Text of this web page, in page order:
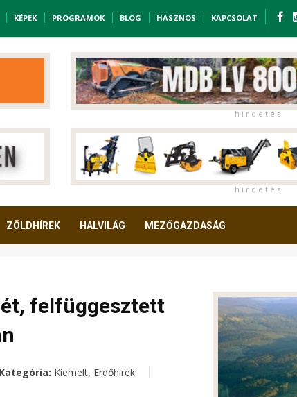
KÉPEK PROGRAMOK BLOG HASZNOS KAPCSOLAT
h i r d e t é s
h i r d e t é s
ZÖLDHÍREK HALVILÁG MEZŐGAZDASÁG
felfüggesztett
Kategória: Kiemelt, Erdőhírek